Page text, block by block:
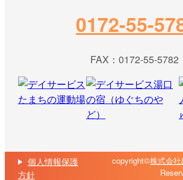
0172-55-
FAX：0172-55-5782
個人情報保護
方針
copyright©株式会